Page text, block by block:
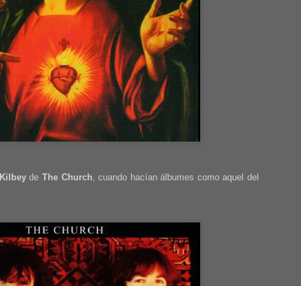
KilbeydeThe Church, cuando hacían álbumes como aquel del